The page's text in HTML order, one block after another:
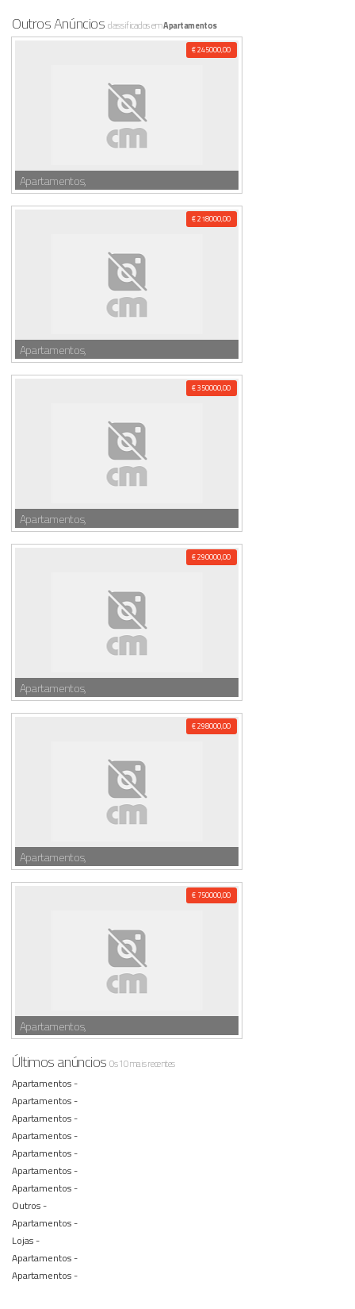
Outros Anúncios classificados emApartamentos
€ 245000,00
Apartamentos,
€ 218000,00
Apartamentos,
€ 350000,00
Apartamentos,
€ 290000,00
Apartamentos,
€ 298000,00
Apartamentos,
€ 750000,00
Apartamentos,
Últimos anúnciosOs 10 mais recentes
Apartamentos -
Apartamentos -
Apartamentos -
Apartamentos -
Apartamentos -
Apartamentos -
Apartamentos -
Outros -
Apartamentos -
Lojas -
Apartamentos -
Apartamentos -